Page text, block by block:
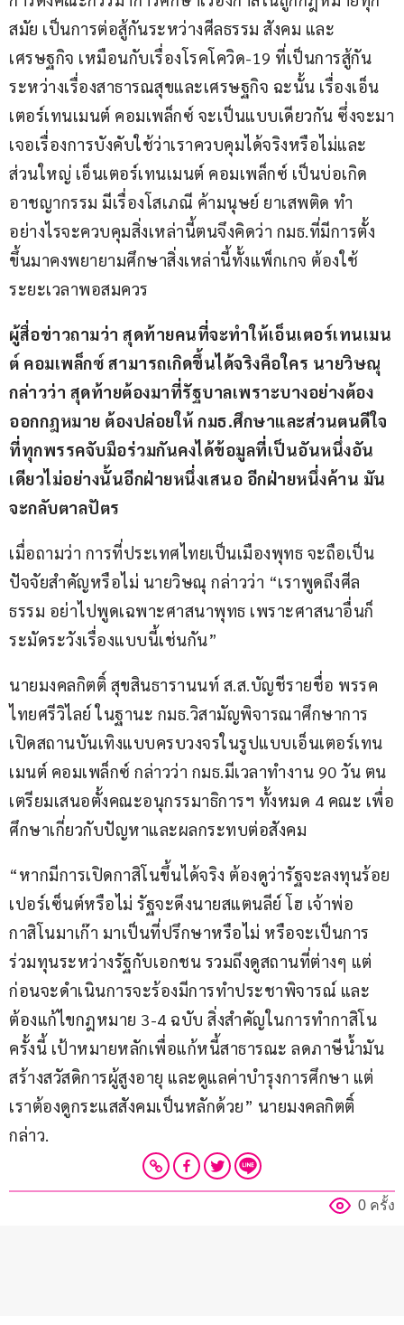
สมัย เป็นการต่อสู้กันระหว่างศีลธรรม สังคม และ
เศรษฐกิจ เหมือนกับเรื่องโรคโควิด-19 ที่เป็นการสู้กัน
ระหว่างเรื่องสาธารณสุขและเศรษฐกิจ ฉะนั้น เรื่องเอ็น
เตอร์เทนเมนต์ คอมเพล็กซ์ จะเป็นแบบเดียวกัน ซึ่งจะมา
เจอเรื่องการบังคับใช้ว่าเราควบคุมได้จริงหรือไม่และ
ส่วนใหญ่ เอ็นเตอร์เทนเมนต์ คอมเพล็กซ์ เป็นบ่อเกิด
อาชญากรรม มีเรื่องโสเภณี ค้ามนุษย์ ยาเสพติด ทำ
อย่างไรจะควบคุมสิ่งเหล่านี้ตนจึงคิดว่า กมธ.ที่มีการตั้ง
ขึ้นมาคงพยายามศึกษาสิ่งเหล่านี้ทั้งแพ็กเกจ ต้องใช้
ระยะเวลาพอสมควร
ผู้สื่อข่าวถามว่า สุดท้ายคนที่จะทำให้เอ็นเตอร์เทนเมน
ต์ คอมเพล็กซ์ สามารถเกิดขึ้นได้จริงคือใคร นายวิษณุ
กล่าวว่า สุดท้ายต้องมาที่รัฐบาลเพราะบางอย่างต้อง
ออกกฎหมาย ต้องปล่อยให้ กมธ.ศึกษาและส่วนตนดีใจ
ที่ทุกพรรคจับมือร่วมกันคงได้ข้อมูลที่เป็นอันหนึ่งอัน
เดียวไม่อย่างนั้นอีกฝ่ายหนึ่งเสนอ อีกฝ่ายหนึ่งค้าน มัน
จะกลับตาลปัตร
เมื่อถามว่า การที่ประเทศไทยเป็นเมืองพุทธ จะถือเป็น
ปัจจัยสำคัญหรือไม่ นายวิษณุ กล่าวว่า “เราพูดถึงศีล
ธรรม อย่าไปพูดเฉพาะศาสนาพุทธ เพราะศาสนาอื่นก็
ระมัดระวังเรื่องแบบนี้เช่นกัน”
นายมงคลกิตติ์ สุขสินธารานนท์ ส.ส.บัญชีรายชื่อ พรรค
ไทยศรีวิไลย์ ในฐานะ กมธ.วิสามัญพิจารณาศึกษาการ
เปิดสถานบันเทิงแบบครบวงจรในรูปแบบเอ็นเตอร์เทน
เมนต์ คอมเพล็กซ์ กล่าวว่า กมธ.มีเวลาทำงาน 90 วัน ตน
เตรียมเสนอตั้งคณะอนุกรรมาธิการฯ ทั้งหมด 4 คณะ เพื่อ
ศึกษาเกี่ยวกับปัญหาและผลกระทบต่อสังคม
“หากมีการเปิดกาสิโนขึ้นได้จริง ต้องดูว่ารัฐจะลงทุนร้อย
เปอร์เซ็นต์หรือไม่ รัฐจะดึงนายสแตนลีย์ โฮ เจ้าพ่อ
กาสิโนมาเก๊า มาเป็นที่ปรึกษาหรือไม่ หรือจะเป็นการ
ร่วมทุนระหว่างรัฐกับเอกชน รวมถึงดูสถานที่ต่างๆ แต่
ก่อนจะดำเนินการจะร้องมีการทำประชาพิจารณ์ และ
ต้องแก้ไขกฎหมาย 3-4 ฉบับ สิ่งสำคัญในการทำกาสิโน
ครั้งนี้ เป้าหมายหลักเพื่อแก้หนี้สาธารณะ ลดภาษีน้ำมัน
สร้างสวัสดิการผู้สูงอายุ และดูแลค่าบำรุงการศึกษา แต่
เราต้องดูกระแสสังคมเป็นหลักด้วย” นายมงคลกิตติ์
กล่าว.
0 ครั้ง